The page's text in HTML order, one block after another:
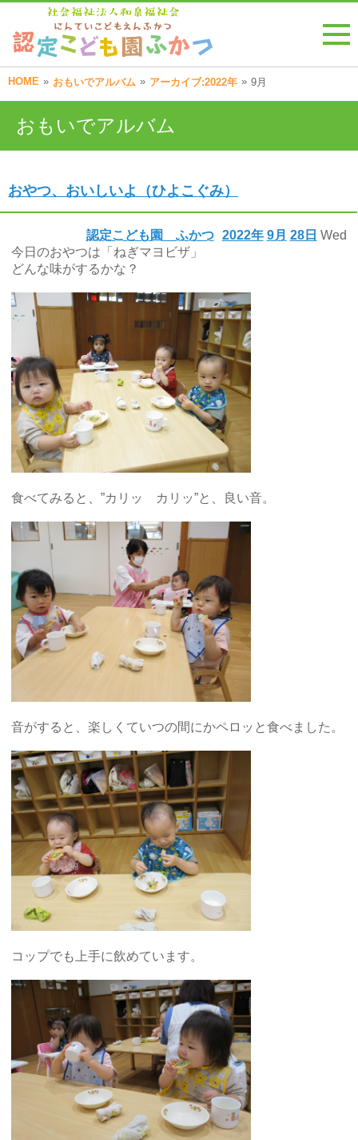
HOME » おもいでアルバム » アーカイブ:2022年 » 9月
おもいでアルバム
おやつ、おいしいよ（ひよこぐみ）
2022年 9月 28日 Wed
認定こども園 ふかつ
今日のおやつは「ねぎマヨビザ」
どんな味がするかな？
食べてみると、”カリッ カリッ”と、良い音。
音がすると、楽しくていつの間にかペロッと食べました。
コップでも上手に飲めています。